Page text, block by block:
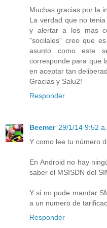
Muchas gracias por la
La verdad que no
y alertar a los mas
"socilales" creo que
asunto como este
corresponde para que
en aceptar tan
Gracias y Salu2!
Responder
Beemer 29/1/14 9:52 a.
Y como lee tu número
En Android no hay
saber el MSISDN del
Y si no pude mandar
a un numero de
Responder